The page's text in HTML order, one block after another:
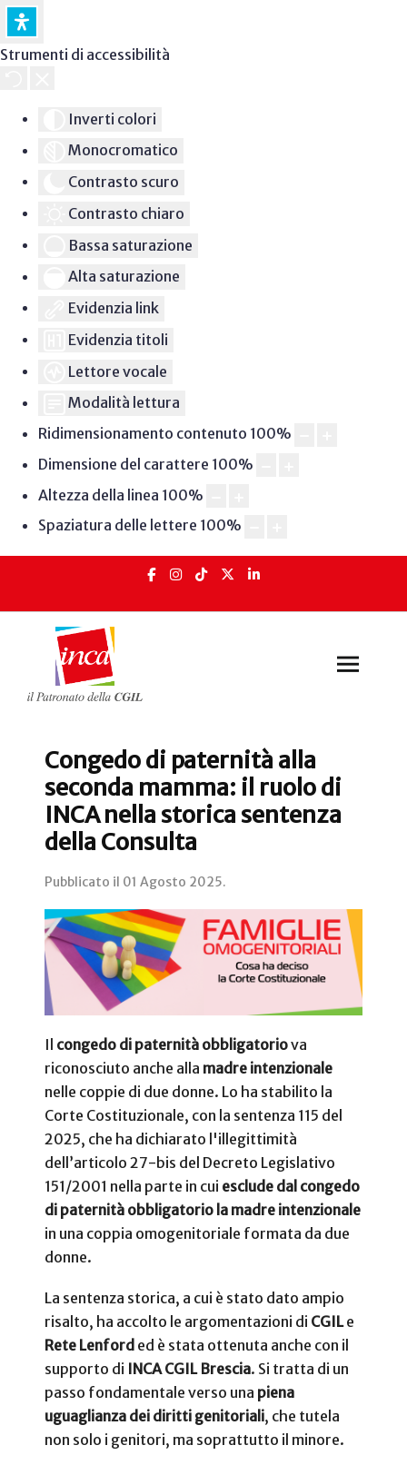
Strumenti di accessibilità
Inverti colori
Monocromatico
Contrasto scuro
Contrasto chiaro
Bassa saturazione
Alta saturazione
Evidenzia link
Evidenzia titoli
Lettore vocale
Modalità lettura
Ridimensionamento contenuto 100%
Dimensione del carattere 100%
Altezza della linea 100%
Spaziatura delle lettere 100%
Congedo di paternità alla
seconda mamma: il ruolo di
INCA nella storica sentenza
della Consulta
Pubblicato il 01 Agosto 2025.
Il congedo di paternità obbligatoriova
riconosciuto anche alla madre intenzionale
nelle coppie di due donne. Lo ha stabilito la
Corte Costituzionale, con la sentenza 115 del
2025, che ha dichiarato l'illegittimità
dell’articolo 27-bis del Decreto Legislativo
151/2001 nella parte in cui esclude dal congedo
di paternità obbligatorio la madre intenzionale
in una coppia omogenitoriale formata da due
donne.
La sentenza storica, a cui è stato dato ampio
risalto, ha accolto le argomentazioni di CGILe
Rete Lenford ed è stata ottenuta anche con il
supporto di INCA CGIL Brescia. Si tratta di un
passo fondamentale verso una piena
uguaglianza dei diritti genitoriali, che tutela
non solo i genitori, ma soprattutto il minore.